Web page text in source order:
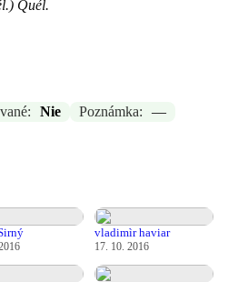
Quél.
21:08
Nie Poznámka: —
vladimìr haviar
17. 10. 2016